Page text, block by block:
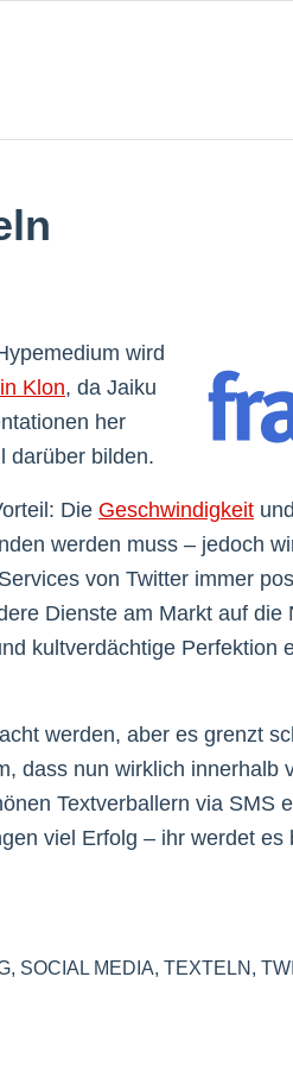
wird
Klon, da Jaiku
her
darüber bilden.
Die Geschwindigkeit und
werden muss – jedoch
von Twitter immer
Dienste am Markt auf die
kultverdächtige Perfektion
werden, aber es grenzt
dass nun wirklich innerhalb
Textverballern via SMS
viel Erfolg – ihr werdet es
, SOCIAL MEDIA, TEXTELN,